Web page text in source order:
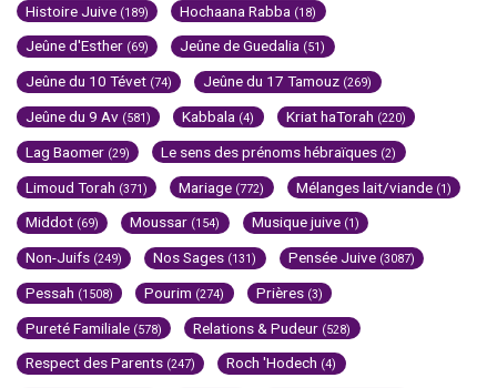
Histoire Juive (189) Hochaana Rabba (18)
Jeûne d'Esther (69) Jeûne de Guedalia (51)
Jeûne du 10 Tévet (74) Jeûne du 17 Tamouz (269)
Jeûne du 9 Av (581) Kabbala (4) Kriat haTorah (220)
Lag Baomer (29) Le sens des prénoms hébraïques (2)
Limoud Torah (371) Mariage (772) Mélanges lait/viande (1)
Middot (69) Moussar (154) Musique juive (1)
Non-Juifs (249) Nos Sages (131) Pensée Juive (3087)
Pessah (1508) Pourim (274) Prières (3)
Pureté Familiale (578) Relations & Pudeur (528)
Respect des Parents (247) Roch 'Hodech (4)